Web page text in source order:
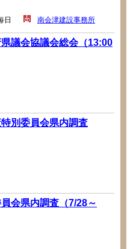
日 南会津建設事務所
議会協議会総会（13:00
別委員会県内調査
会県内調査（7/28～